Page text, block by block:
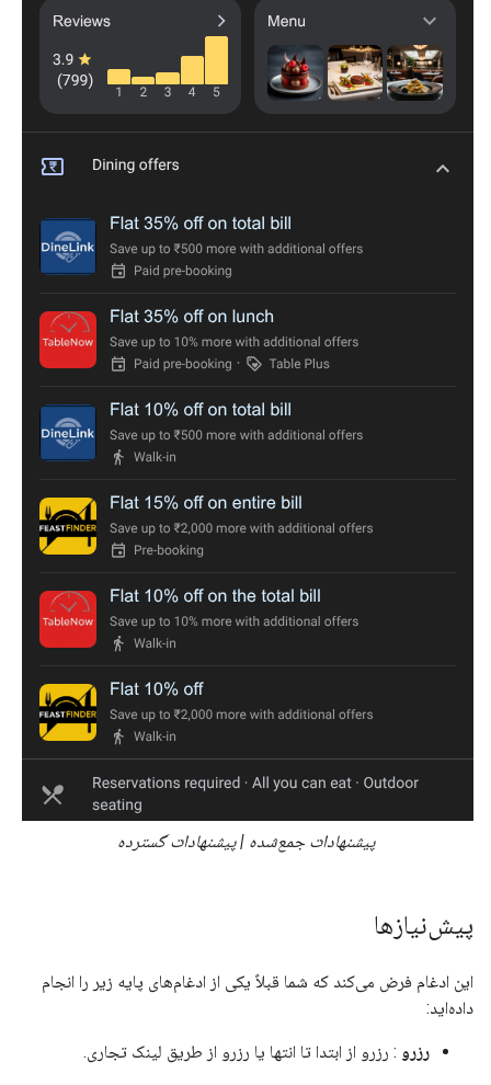
پیشنهادات جمع‌شده | پیشنهادات گسترده
پیش‌نیازها
این ادغام فرض می‌کند که شما قبلاً یکی از ادغام‌های پایه زیر را انجام
داده‌اید:
رزرو : رزرو از ابتدا تا انتها یا رزرو از طریق لینک تجاری.